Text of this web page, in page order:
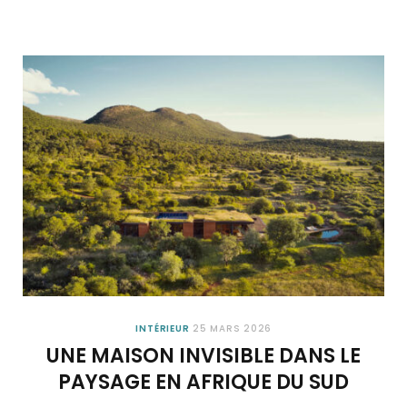
INTÉRIEUR 25 MARS 2026
UNE MAISON INVISIBLE DANS LE
PAYSAGE EN AFRIQUE DU SUD